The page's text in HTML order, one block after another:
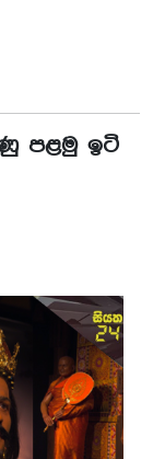
පළමු ඉටි